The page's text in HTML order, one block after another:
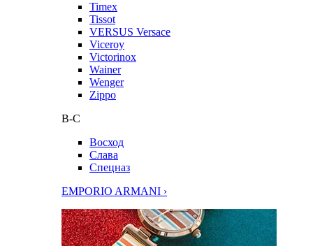
Timex
Tissot
VERSUS Versace
Viceroy
Victorinox
Wainer
Wenger
Zippo
В-С
Восход
Слава
Спецназ
EMPORIO ARMANI ›